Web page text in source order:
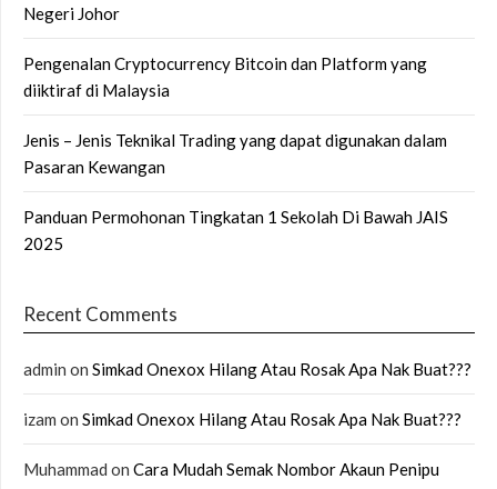
Negeri Johor
Pengenalan Cryptocurrency Bitcoin dan Platform yang
diiktiraf di Malaysia
Jenis – Jenis Teknikal Trading yang dapat digunakan dalam
Pasaran Kewangan
Panduan Permohonan Tingkatan 1 Sekolah Di Bawah JAIS
2025
Recent Comments
admin on Simkad Onexox Hilang Atau Rosak Apa Nak Buat???
izam on Simkad Onexox Hilang Atau Rosak Apa Nak Buat???
Muhammad on Cara Mudah Semak Nombor Akaun Penipu